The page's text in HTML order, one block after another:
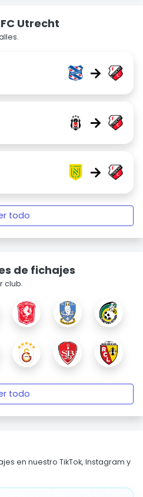
Utrecht
→
→
→
todo
de fichajes
club.
todo
en nuestro TikTok, Instagram y